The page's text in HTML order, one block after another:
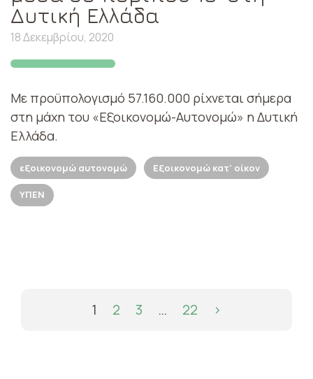
Δυτική Ελλάδα
18 Δεκεμβρίου, 2020
Με προϋπολογισμό 57.160.000 ρίχνεται σήμερα
στη μάχη του «Εξοικονομώ-Αυτονομώ» η Δυτική
Ελλάδα.
εξοικονομώ αυτονομώ Εξοικονομώ κατ' οίκον
ΥΠΕΝ
1 2 3 … 22 ›